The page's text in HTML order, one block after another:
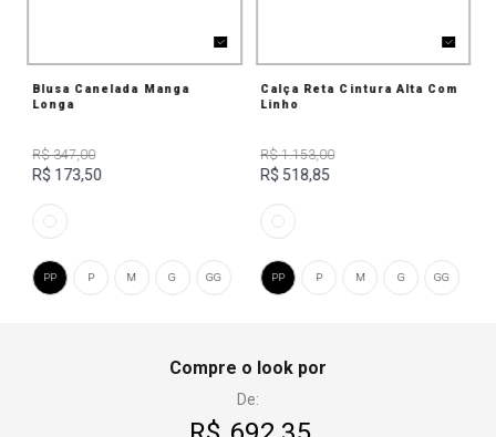
Blusa Canelada Manga
Longa
R$ 347,00
R$ 173,50
G GG
M
P
PP
Calça Reta Cintura Alta Com
Linho
R$ 1.153,00
R$ 518,85
G GG
M
P
PP
Compre o look por
De: